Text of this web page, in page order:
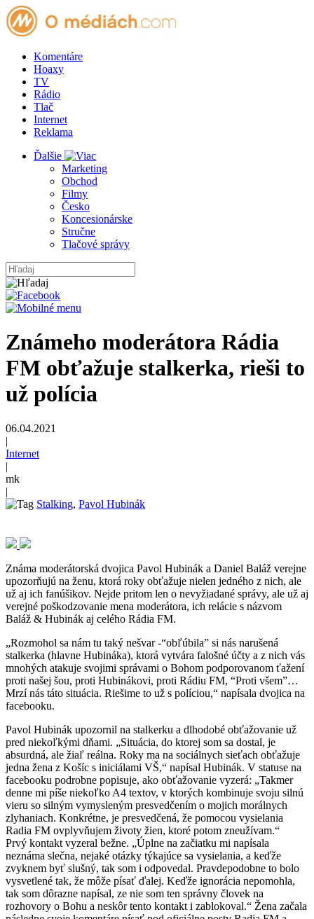
Komentáre
Hoaxy
TV
Rádio
Tlač
Internet
Reklama
Ďalšie
Marketing
Obchod
Filmy
Česko
Koncesionárske
Stručne
Tlačové správy
Známeho moderátora Rádia
FM obťažuje stalkerka, rieši to
už polícia
06.04.2021
|
Internet
|
mk
|
Stalking, Pavol Hubinák
Známa moderátorská dvojica Pavol Hubinák a Daniel Baláž verejne
upozorňujú na ženu, ktorá roky obťažuje nielen jedného z nich, ale
už aj ich fanúšikov. Nejde pritom len o nevyžiadané správy, ale už aj
verejné poškodzovanie mena moderátora, ich relácie s názvom
Baláž & Hubinák aj celého Rádia FM.
„Rozmohol sa nám tu taký nešvar -“obľúbila” si nás narušená
stalkerka (hlavne Hubináka), ktorá vytvára falošné účty a z nich vás
mnohých atakuje svojimi správami o Bohom podporovanom ťažení
proti našej šou, proti Hubinákovi, proti Rádiu FM, “Proti všem”…
Mrzí nás táto situácia. Riešime to už s políciou,“ napísala dvojica na
facebooku.
Pavol Hubinák upozornil na stalkerku a dlhodobé obťažovanie už
pred niekoľkými dňami. „Situácia, do ktorej som sa dostal, je
absurdná, ale žiaľ reálna. Roky ma na sociálnych sieťach obťažuje
jedna žena z Košíc s iniciálami VŠ,“ napísal Hubinák. V statuse na
facebooku podrobne popisuje, ako obťažovanie vyzerá: „Takmer
denne mi píše niekoľko A4 textov, v ktorých kombinuje svoju silnú
vieru so silným vymysleným presvedčením o mojich morálnych
zlyhaniach. Konkrétne, je presvedčená, že pomocou vysielania
Radia FM ovplyvňujem životy žien, ktoré potom zneužívam.“
Prvý kontakt vyzeral bežne. „Úplne na začiatku mi napísala
neznáma slečna, nejaké otázky týkajúce sa vysielania, a keďže
zvyknem byť slušný, tak som i odpovedal. Pravdepodobne to bolo
vysvetlené tak, že môže písať ďalej. Keďže ignorácia nepomohla,
tak som dôrazne napísal, ze nie som ten správny človek na
rozhovory o Bohu a neskôr tento kontakt i zablokoval.“ Žena začala